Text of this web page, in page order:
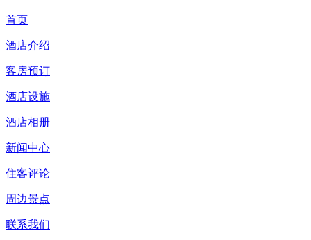
首页
酒店介绍
客房预订
酒店设施
酒店相册
新闻中心
住客评论
周边景点
联系我们